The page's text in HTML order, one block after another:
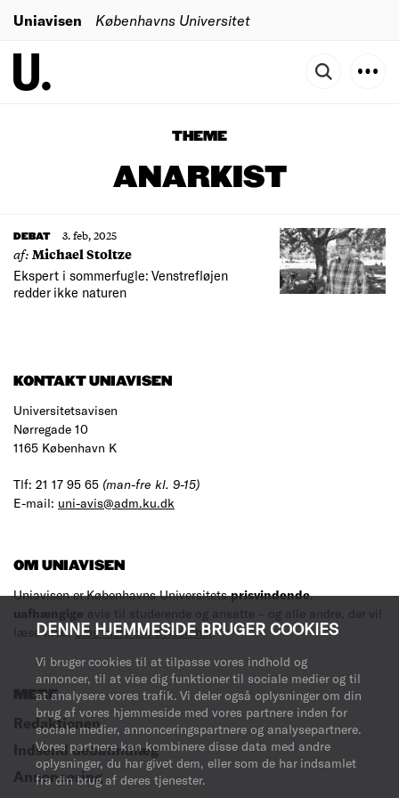
DENNE HJEMMESIDE BRUGER COOKIES
Vi bruger cookies til at tilpasse vores indhold og
annoncer, til at vise dig funktioner til sociale medier og til
at analysere vores trafik. Vi deler også oplysninger om din
brug af vores hjemmeside med vores partnere inden for
sociale medier, annonceringspartnere og analysepartnere.
Vores partnere kan kombinere disse data med andre
oplysninger, du har givet dem, eller som de har indsamlet
fra din brug af deres tjenester.
Uniavisen Københavns Universitet
THEME
ANARKIST
DEBAT 3. feb, 2025
af:Michael Stoltze
Ekspert i sommerfugle: Venstrefløjen
redder ikke naturen
KONTAKT UNIAVISEN
Universitetsavisen
Nørregade 10
1165 København K
Tlf: 21 17 95 65 (man-fre kl. 9-15)
E-mail: uni-avis@adm.ku.dk
OM UNIAVISEN
Uniavisen er Københavns Universitetsprisvindende,
uafhængige avis til studerende og ansatte – og alle andre, der vil
læse med.Læs mere om avisen her.
MERE
Redaktionen
Indsend debatindlæg
Annoncering